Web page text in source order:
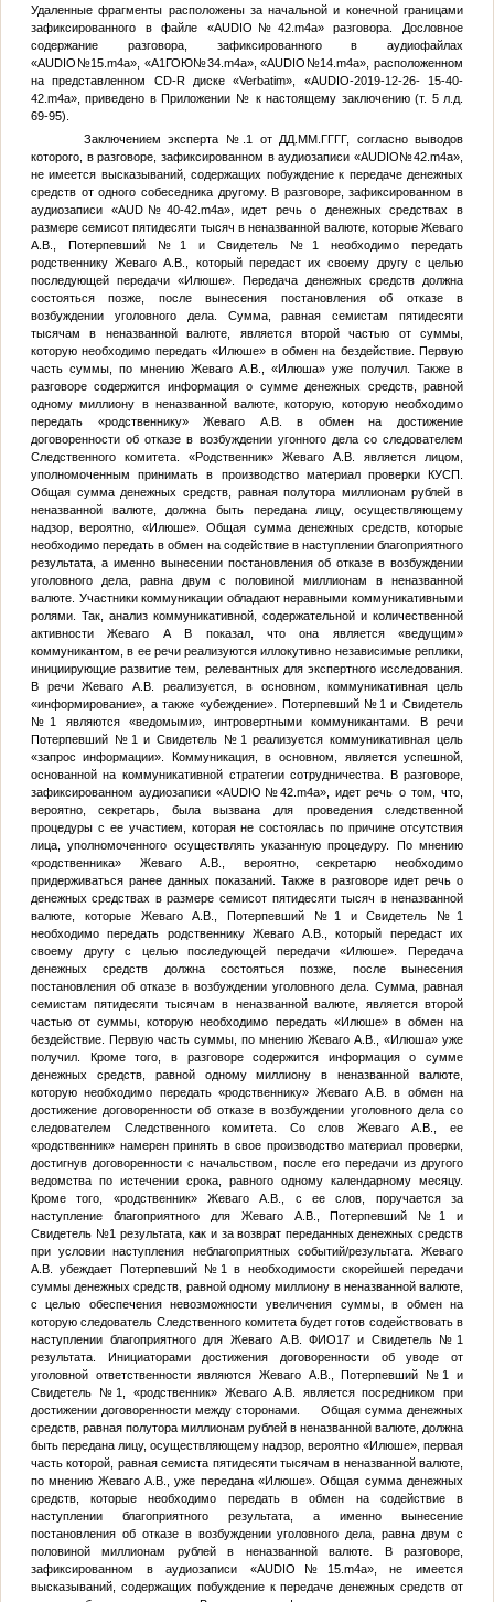
Удаленные фрагменты расположены за начальной и конечной границами
зафиксированного в файле «AUDIO № 42.m4а» разговора. Дословное
содержание разговора, зафиксированного в аудиофайлах
«AUDIO №15.m4а», «А1ГОЮ№34.m4а», «AUDIO №14.m4а», расположенном
на представленном CD-R диске «Verbatim», «AUDIO-2019-12-26- 15-40-
42.m4а», приведено в Приложении № к настоящему заключению (т. 5 л.д.
69-95).
Заключением эксперта № .1 отДД.ММ.ГГГГ, согласно выводов
которого, в разговоре, зафиксированном в аудиозаписи «AUDIO№42.m4а»,
не имеется высказываний, содержащих побуждение к передаче денежных
средств от одного собеседника другому. В разговоре, зафиксированном в
аудиозаписи «AUD№ 40-42.m4a», идет речь о денежных средствах в
размере семисот пятидесяти тысяч в неназванной валюте, которые Жеваго
А.В.,
Потерпевший №1 иСвидетель №1 необходимо передать
родственнику Жеваго А.В., который передаст их своему другу с целью
последующей передачи «Илюше». Передача денежных средств должна
состояться позже, после вынесения постановления об отказе в
возбуждении уголовного дела. Сумма, равная семистам пятидесяти
тысячам в неназванной валюте, является второй частью от суммы,
которую необходимо передать «Илюше» в обмен на бездействие. Первую
часть суммы, по мнению Жеваго А.В., «Илюша» уже получил. Также в
разговоре содержится информация о сумме денежных средств, равной
одному миллиону в неназванной валюте, которую, которую необходимо
передать «родственнику» Жеваго А.В. в обмен на достижение
договоренности об отказе в возбуждении угонного дела со следователем
Следственного комитета. «Родственник» Жеваго А.В. является лицом,
уполномоченным принимать в производство материал проверки КУСП.
Общая сумма денежных средств, равная полутора миллионам рублей в
неназванной валюте, должна быть передана лицу, осуществляющему
надзор, вероятно, «Илюше». Общая сумма денежных средств, которые
необходимо передать в обмен на содействие в наступлении благоприятного
результата, а именно вынесении постановления об отказе в возбуждении
уголовного дела, равна двум с половиной миллионам в неназванной
валюте. Участники коммуникации обладают неравными коммуникативными
ролями. Так, анализ коммуникативной, содержательной и количественной
активности Жеваго А В показал, что она является «ведущим»
коммуникантом, в ее речи реализуются иллокутивно независимые реплики,
инициирующие развитие тем, релевантных для экспертного исследования.
В речи Жеваго А.В. реализуется, в основном, коммуникативная цель
«информирование», а также «убеждение».
Потерпевший №1иСвидетель
№1 являются «ведомыми», интровертными коммуникантами. В речи
Потерпевший №1иСвидетель №1реализуется коммуникативная цель
«запрос информации». Коммуникация, в основном, является успешной,
основанной на коммуникативной стратегии сотрудничества. В разговоре,
зафиксированном аудиозаписи «AUDIO №42.m4а», идет речь о том, что,
вероятно, секретарь, была вызвана для проведения следственной
процедуры с ее участием, которая не состоялась по причине отсутствия
лица, уполномоченного осуществлять указанную процедуру. По мнению
«родственника» Жеваго А.В., вероятно, секретарю необходимо
придерживаться ранее данных показаний. Также в разговоре идет речь о
денежных средствах в размере семисот пятидесяти тысяч в неназванной
валюте, которые Жеваго А.В.,
Потерпевший №1иСвидетель №1
необходимо передать родственнику Жеваго А.В., который передаст их
своему другу с целью последующей передачи «Илюше». Передача
денежных средств должна состояться позже, после вынесения
постановления об отказе в возбуждении уголовного дела. Сумма, равная
семистам пятидесяти тысячам в неназванной валюте, является второй
частью от суммы, которую необходимо передать «Илюше» в обмен на
бездействие. Первую часть суммы, по мнению Жеваго А.В., «Илюша» уже
получил. Кроме того, в разговоре содержится информация о сумме
денежных средств, равной одному миллиону в неназванной валюте,
которую необходимо передать «родственнику» Жеваго А.В. в обмен на
достижение договоренности об отказе в возбуждении уголовного дела со
следователем Следственного комитета. Со слов Жеваго А.В., ее
«родственник» намерен принять в свое производство материал проверки,
достигнув договоренности с начальством, после его передачи из другого
ведомства по истечении срока, равного одному календарному месяцу.
Кроме того, «родственник» Жеваго А.В., с ее слов, поручается за
наступление благоприятного для Жеваго А.В.,
Потерпевший №1 и
Свидетель №1 результата, как и за возврат переданных денежных средств
при условии наступления неблагоприятных событий/результата. Жеваго
А.В. убеждает
Потерпевший №1 в необходимости скорейшей передачи
суммы денежных средств, равной одному миллиону в неназванной валюте,
с целью обеспечения невозможности увеличения суммы, в обмен на
которую следователь Следственного комитета будет готов содействовать в
наступлении благоприятного для Жеваго А.В.ФИО17 и Свидетель №1
результата. Инициаторами достижения договоренности об уводе от
уголовной ответственности являются Жеваго А.В.,
Потерпевший №1 и
Свидетель №1, «родственник» Жеваго А.В. является посредником при
достижении договоренности между сторонами. Общая сумма денежных
средств, равная полутора миллионам рублей в неназванной валюте, должна
быть передана лицу, осуществляющему надзор, вероятно «Илюше», первая
часть которой, равная семиста пятидесяти тысячам в неназванной валюте,
по мнению Жеваго А.В., уже передана «Илюше». Общая сумма денежных
средств, которые необходимо передать в обмен на содействие в
наступлении благоприятного результата, а именно вынесение
постановления об отказе в возбуждении уголовного дела, равна двум с
половиной миллионам рублей в неназванной валюте. В разговоре,
зафиксированном в аудиозаписи «AUDIO № 15.m4a», не имеется
высказываний, содержащих побуждение к передаче денежных средств от